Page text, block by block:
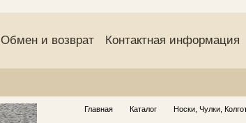
Обмен и возврат Контактная информация
Главная Каталог Носки, Чулки,